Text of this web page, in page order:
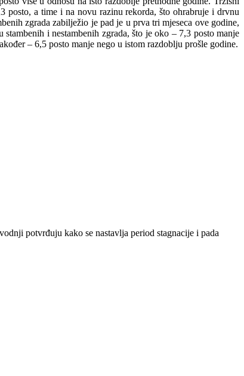
posto, a time i na novu razinu rekorda, što ohrabruje i drvnu
zgrada zabilježio je pad je u prva tri mjeseca ove godine,
i nestambenih zgrada, što je oko – 7,3 posto manje
– 6,5 posto manje nego u istom razdoblju prošle godine.
potvrđuju kako se nastavlja period stagnacije i pada